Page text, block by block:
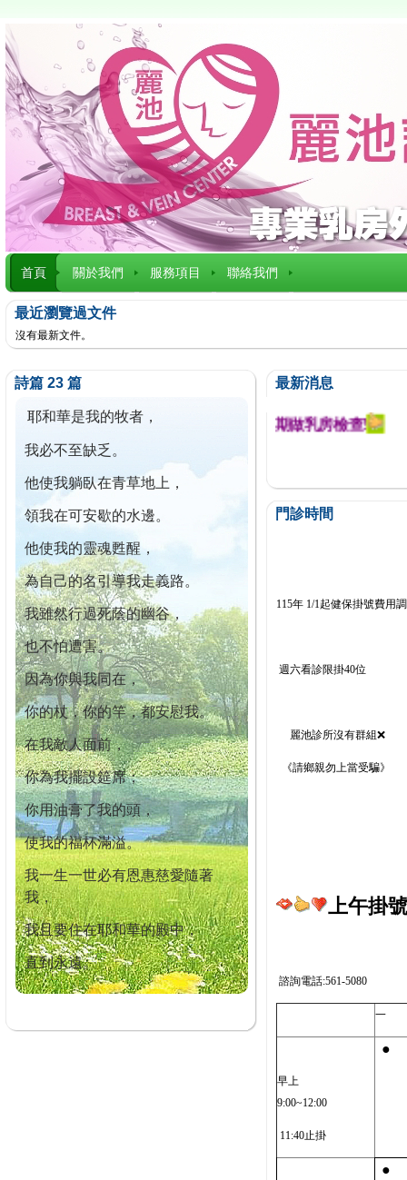
首頁 關於我們 服務項目 聯絡我們
最近瀏覽過文件
沒有最新文件。
詩篇 23 篇
耶和華是我的牧者，
我必不至缺乏。
他使我躺臥在青草地上，
領我在可安歇的水邊。
他使我的靈魂甦醒，
為自己的名引導我走義路。
我雖然行過死蔭的幽谷，
也不怕遭害。
因為你與我同在，
你的杖，你的竿，都安慰我。
在我敵人面前，
你為我擺設筵席；
你用油膏了我的頭，
使我的福杯滿溢。
我一生一世必有恩惠慈愛隨著
我，
我且要住在耶和華的殿中，
直到永遠。
最新消息
今已篩檢出1700位乳癌患者,提醒您定期做乳房檢查!
門診時間
115年 1/1起健保掛號費用
週六看診限掛40位
麗池診所沒有群組❌
《請鄉親勿上當受騙》
上午掛
諮詢電話:561-5080
一
早上
9:00~12:00
11:40止掛
●
●